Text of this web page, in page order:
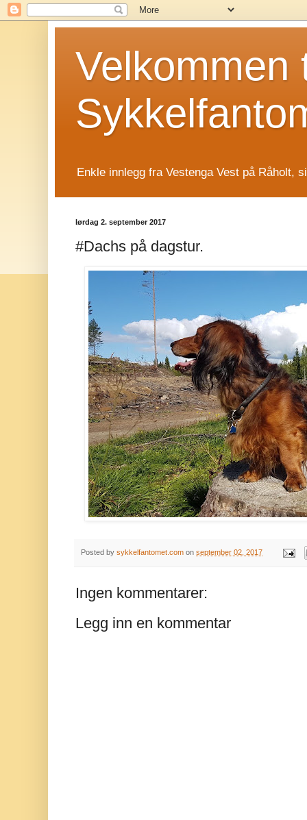
Velkommen
Enkle innlegg fra Vestenga Vest på Råholt,
lørdag 2. september 2017
#Dachs på dagstur.
Posted by sykkelfantomet.com on september 02, 2017
Ingen kommentarer:
Legg inn en kommentar